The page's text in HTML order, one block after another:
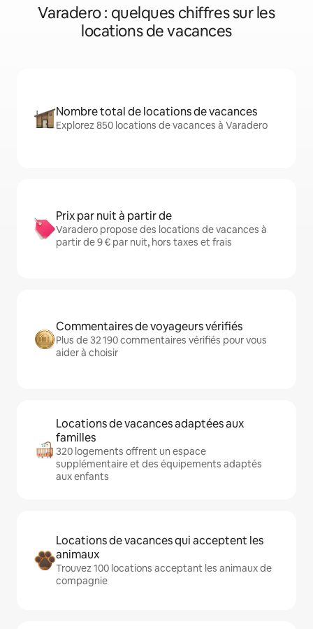
Varadero : quelques chiffres sur les
locations de vacances
Nombre total de locations de vacances
Explorez 850 locations de vacances à Varadero
Prix par nuit à partir de
Varadero propose des locations de vacances à
partir de 9 € par nuit, hors taxes et frais
Commentaires de voyageurs vérifiés
Plus de 32 190 commentaires vérifiés pour vous
aider à choisir
Locations de vacances adaptées aux
familles
320 logements offrent un espace
supplémentaire et des équipements adaptés
aux enfants
Locations de vacances qui acceptent les
animaux
Trouvez 100 locations acceptant les animaux de
compagnie